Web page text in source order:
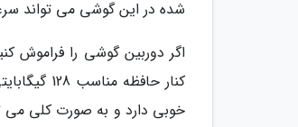
شده در این گوشی می تواند
خوبی دارد و به صورت کلی می